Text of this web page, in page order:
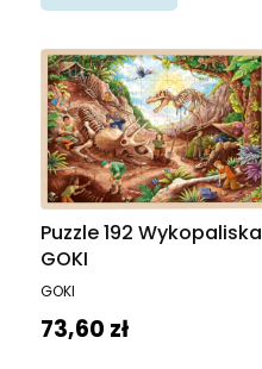
Puzzle 192 Wykopaliska
GOKI
PRODUCENT
GOKI
Cena
73,60 zł